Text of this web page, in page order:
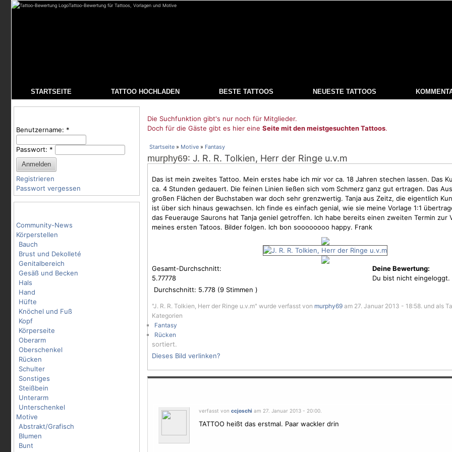
Tattoo-Bewertung für Tattoos, Vorlagen und Motive
STARTSEITE TATTOO HOCHLADEN BESTE TATTOOS NEUESTE TATTOOS
Benutzername: *
Passwort: *
Registrieren
Passwort vergessen
Community-News
Körperstellen
Bauch
Brust und Dekolleté
Genitalbereich
Gesäß und Becken
Hals
Hand
Hüfte
Knöchel und Fuß
Kopf
Körperseite
Oberarm
Oberschenkel
Rücken
Schulter
Sonstiges
Steißbein
Unterarm
Unterschenkel
Motive
Abstrakt/Grafisch
Blumen
Bunt
Die Suchfunktion gibt's nur noch für Mitglieder.
Doch für die Gäste gibt es hier eine Seite mit den meistgesuchten Tattoos.
Startseite » Motive » Fantasy
murphy69: J. R. R. Tolkien, Herr der Ringe u.v.m
Das ist mein zweites Tattoo. Mein erstes habe ich mir vor ca. 18 Jahren stechen lassen. Das
ca. 4 Stunden gedauert. Die feinen Linien ließen sich vom Schmerz ganz gut ertragen. Das
großen Flächen der Buchstaben war doch sehr grenzwertig. Tanja aus Zeitz, die eigentlich
ist über sich hinaus gewachsen. Ich finde es einfach genial, wie sie meine Vorlage 1:1
das Feuerauge Saurons hat Tanja geniel getroffen. Ich habe bereits einen zweiten Termin zur
meines ersten Tatoos. Bilder folgen. Ich bon soooooooo happy. Frank
Gesamt-Durchschnitt:
5.77778
Durchschnitt: 5.778 (9 Stimmen )
Deine Bewertung:
Du bist nicht eingeloggt.
"J. R. R. Tolkien, Herr der Ringe u.v.m" wurde verfasst von murphy69 am 27. Januar 2013 - 18:58. und als
Kategorien
Fantasy
Rücken
sortiert.
Dieses Bild verlinken?
verfasst von ccjoschi am 27. Januar 2013 - 20:00.
TATTOO heißt das erstmal. Paar wackler drin